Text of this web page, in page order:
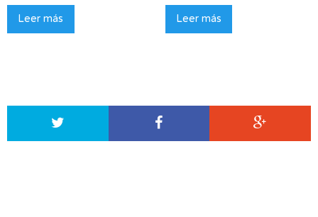
Leer más Leer más